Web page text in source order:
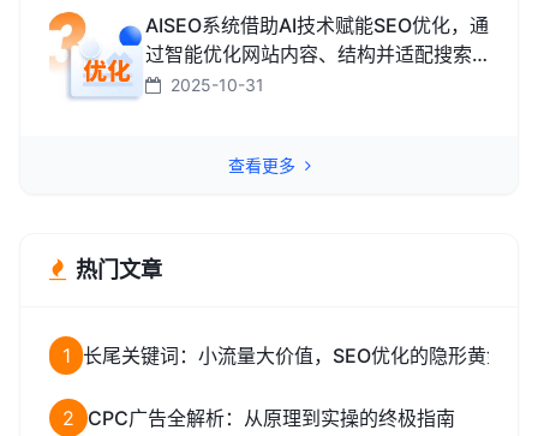
AISEO系统借助AI技术赋能SEO优化，通
过智能优化网站内容、结构并适配搜索
引擎规则，助力网站快速提升排名，从
2025-10-31
查看更多
热门文章
1 长尾关键词：小流量大价值，SEO优化的隐形黄金矿
2 CPC广告全解析：从原理到实操的终极指南